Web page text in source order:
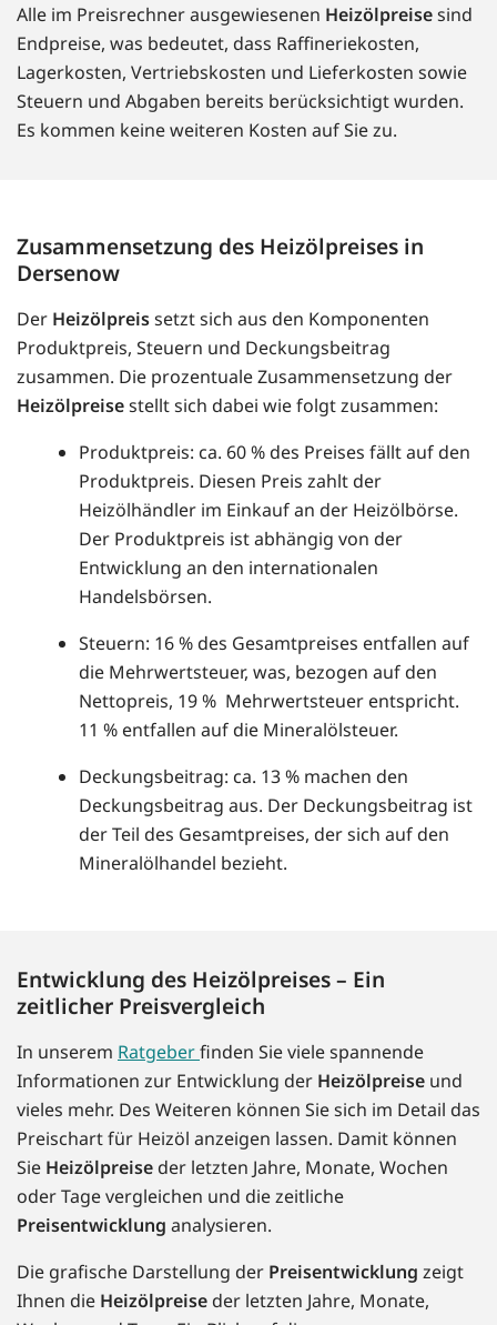
Alle im Preisrechner ausgewiesenen Heizölpreisesind
Endpreise, was bedeutet, dass Raffineriekosten,
Lagerkosten, Vertriebskosten und Lieferkosten sowie
Steuern und Abgaben bereits berücksichtigt wurden.
Es kommen keine weiteren Kosten auf Sie zu.
Zusammensetzung des Heizölpreises in
Dersenow
Der Heizölpreissetzt sich aus den Komponenten
Produktpreis, Steuern und Deckungsbeitrag
zusammen. Die prozentuale Zusammensetzung der
Heizölpreisestellt sich dabei wie folgt zusammen:
Produktpreis: ca. 60 % des Preises fällt auf den
Produktpreis. Diesen Preis zahlt der
Heizölhändler im Einkauf an der Heizölbörse.
Der Produktpreis ist abhängig von der
Entwicklung an den internationalen
Handelsbörsen.
Steuern: 16 % des Gesamtpreises entfallen auf
die Mehrwertsteuer, was, bezogen auf den
Nettopreis, 19 % Mehrwertsteuer entspricht.
11 % entfallen auf die Mineralölsteuer.
Deckungsbeitrag: ca. 13 % machen den
Deckungsbeitrag aus. Der Deckungsbeitrag ist
der Teil des Gesamtpreises, der sich auf den
Mineralölhandel bezieht.
Entwicklung des Heizölpreises – Ein
zeitlicher Preisvergleich
In unserem Ratgeberfinden Sie viele spannende
Informationen zur Entwicklung der Heizölpreise und
vieles mehr. Des Weiteren können Sie sich im Detail das
Preischart für Heizöl anzeigen lassen. Damit können
Sie Heizölpreise der letzten Jahre, Monate, Wochen
oder Tage vergleichen und die zeitliche
Preisentwicklung analysieren.
Die grafische Darstellung der Preisentwicklung zeigt
Ihnen die Heizölpreise der letzten Jahre, Monate,